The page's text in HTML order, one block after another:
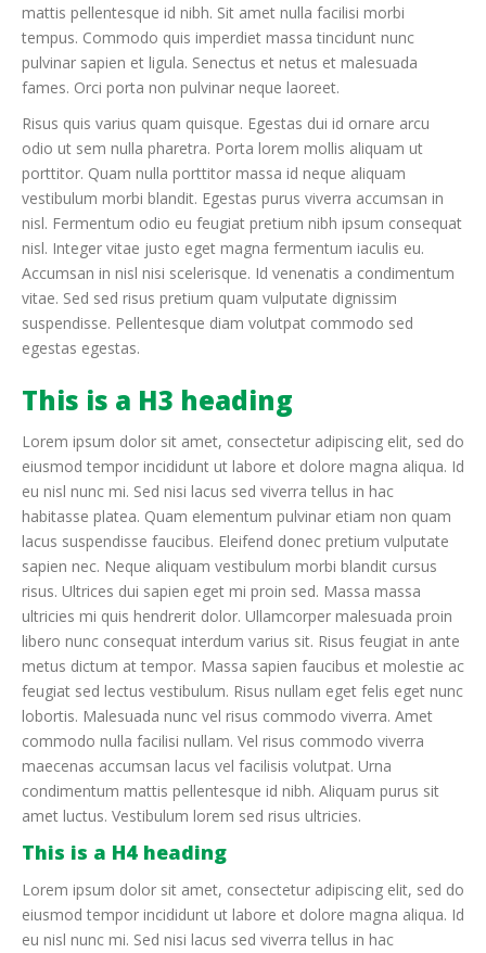
mattis pellentesque id nibh. Sit amet nulla facilisi morbi
tempus. Commodo quis imperdiet massa tincidunt nunc
pulvinar sapien et ligula. Senectus et netus et malesuada
fames. Orci porta non pulvinar neque laoreet.
Risus quis varius quam quisque. Egestas dui id ornare arcu
odio ut sem nulla pharetra. Porta lorem mollis aliquam ut
porttitor. Quam nulla porttitor massa id neque aliquam
vestibulum morbi blandit. Egestas purus viverra accumsan in
nisl. Fermentum odio eu feugiat pretium nibh ipsum consequat
nisl. Integer vitae justo eget magna fermentum iaculis eu.
Accumsan in nisl nisi scelerisque. Id venenatis a condimentum
vitae. Sed sed risus pretium quam vulputate dignissim
suspendisse. Pellentesque diam volutpat commodo sed
egestas egestas.
This is a H3 heading
Lorem ipsum dolor sit amet, consectetur adipiscing elit, sed do
eiusmod tempor incididunt ut labore et dolore magna aliqua. Id
eu nisl nunc mi. Sed nisi lacus sed viverra tellus in hac
habitasse platea. Quam elementum pulvinar etiam non quam
lacus suspendisse faucibus. Eleifend donec pretium vulputate
sapien nec. Neque aliquam vestibulum morbi blandit cursus
risus. Ultrices dui sapien eget mi proin sed. Massa massa
ultricies mi quis hendrerit dolor. Ullamcorper malesuada proin
libero nunc consequat interdum varius sit. Risus feugiat in ante
metus dictum at tempor. Massa sapien faucibus et molestie ac
feugiat sed lectus vestibulum. Risus nullam eget felis eget nunc
lobortis. Malesuada nunc vel risus commodo viverra. Amet
commodo nulla facilisi nullam. Vel risus commodo viverra
maecenas accumsan lacus vel facilisis volutpat. Urna
condimentum mattis pellentesque id nibh. Aliquam purus sit
amet luctus. Vestibulum lorem sed risus ultricies.
This is a H4 heading
Lorem ipsum dolor sit amet, consectetur adipiscing elit, sed do
eiusmod tempor incididunt ut labore et dolore magna aliqua. Id
eu nisl nunc mi. Sed nisi lacus sed viverra tellus in hac